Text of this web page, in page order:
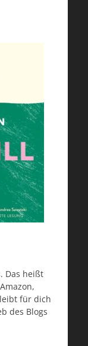
Das heißt
für dich
des Blogs